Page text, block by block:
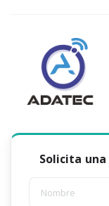
Solicita